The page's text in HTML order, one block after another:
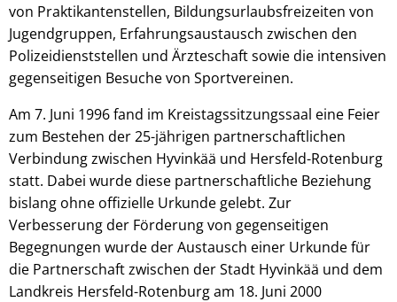
von Praktikantenstellen, Bildungsurlaubsfreizeiten von
Jugendgruppen, Erfahrungsaustausch zwischen den
Polizeidienststellen und Ärzteschaft sowie die intensiven
gegenseitigen Besuche von Sportvereinen.
Am 7. Juni 1996 fand im Kreistagssitzungssaal eine Feier
zum Bestehen der 25-jährigen partnerschaftlichen
Verbindung zwischen Hyvinkää und Hersfeld-Rotenburg
statt. Dabei wurde diese partnerschaftliche Beziehung
bislang ohne offizielle Urkunde gelebt. Zur
Verbesserung der Förderung von gegenseitigen
Begegnungen wurde der Austausch einer Urkunde für
die Partnerschaft zwischen der Stadt Hyvinkää und dem
Landkreis Hersfeld-Rotenburg am 18. Juni 2000